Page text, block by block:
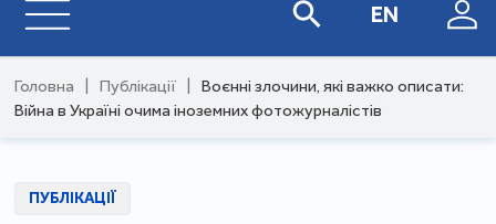
EN
Головна Публікації
Воєнні злочини, які важко описати:
Війна в Україні очима іноземних фотожурналістів
ПУБЛІКАЦІЇ